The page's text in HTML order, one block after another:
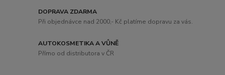
DOPRAVA ZDARMA
Při objednávce nad 2000,- Kč platíme dopravu za vás.
AUTOKOSMETIKA A VŮNĚ
Přímo od distributora v ČR